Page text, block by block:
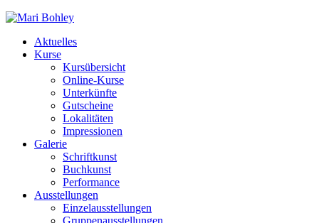
Aktuelles
Kurse
Kursübersicht
Online-Kurse
Unterkünfte
Gutscheine
Lokalitäten
Impressionen
Galerie
Schriftkunst
Buchkunst
Performance
Ausstellungen
Einzelausstellungen
Gruppenausstellungen